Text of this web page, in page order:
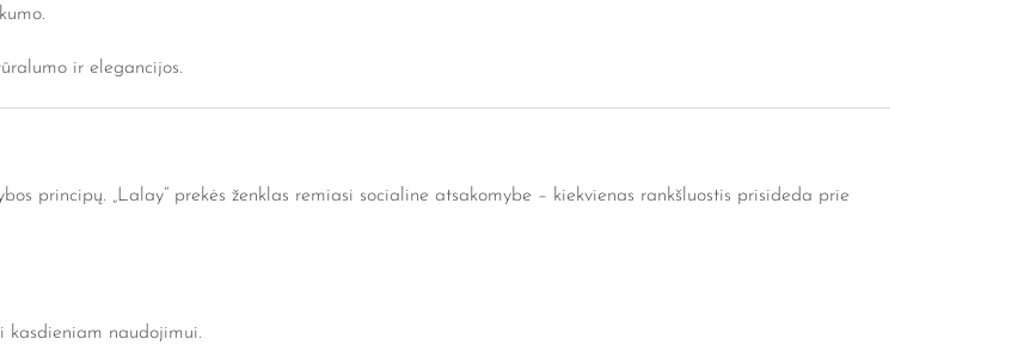
ir elegancijos.
principų. „Lalay“ prekės ženklas remiasi socialine atsakomybe – kiekvienas rankšluostis prisideda prie
naudojimui.